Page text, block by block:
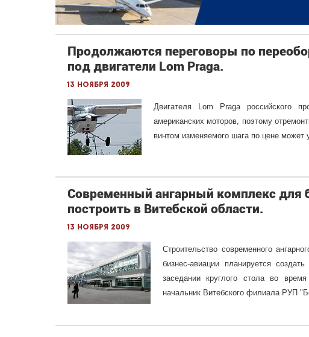
Продолжаются переговоры по
под двигатели Lom Praga.
13 ноября 2009
Двигателя Lom Praga российского
американских моторов, поэтому
винтом изменяемого шага по цене может
Современный ангарный комплекс для
построить в Витебской области.
13 ноября 2009
Строительство современного
бизнес-авиации планируется
заседании круглого стола во время
начальник Витебского филиала РУП